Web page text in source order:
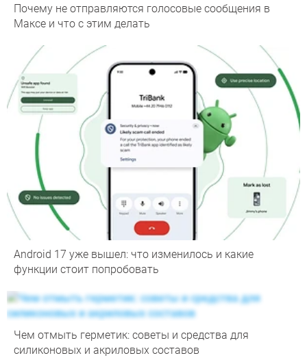
Почему не отправляются голосовые сообщения в
Максе и что с этим делать
Android 17 уже вышел: что изменилось и какие
функции стоит попробовать
Чем отмыть герметик: советы и средства для
силиконовых и акриловых составов